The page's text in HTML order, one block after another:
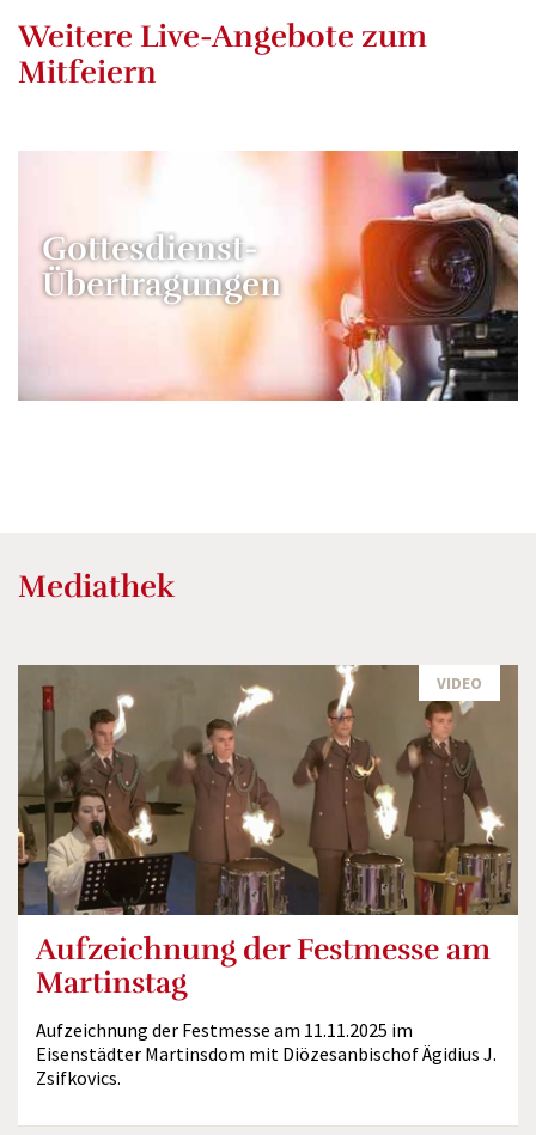
Weitere Live-Angebote zum
Mitfeiern
Gottesdienst-
Übertragungen
Mediathek
VIDEO
Aufzeichnung der Festmesse am
Martinstag
Aufzeichnung der Festmesse am 11.11.2025 im
Eisenstädter Martinsdom mit Diözesanbischof Ägidius J.
Zsifkovics.